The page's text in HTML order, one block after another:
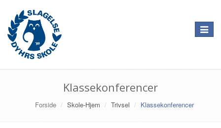
Toggle
Klassekonferencer
Forside Skole-Hjem Trivsel Klassekonferencer